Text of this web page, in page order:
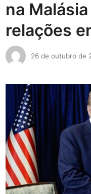
na
relações
26 de outubro de